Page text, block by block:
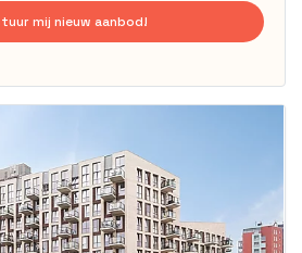
mij nieuw aanbod!